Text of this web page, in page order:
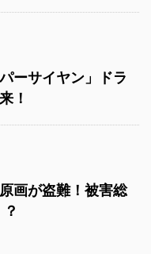
ーサイヤン」ドラ
！
画が盗難！被害総